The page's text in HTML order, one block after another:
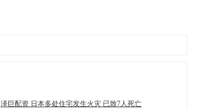
泽巨配资 日本多处住宅发生火灾 已致7人死亡